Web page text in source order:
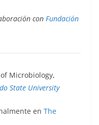
con Fundación
Microbiology,
State University
en The